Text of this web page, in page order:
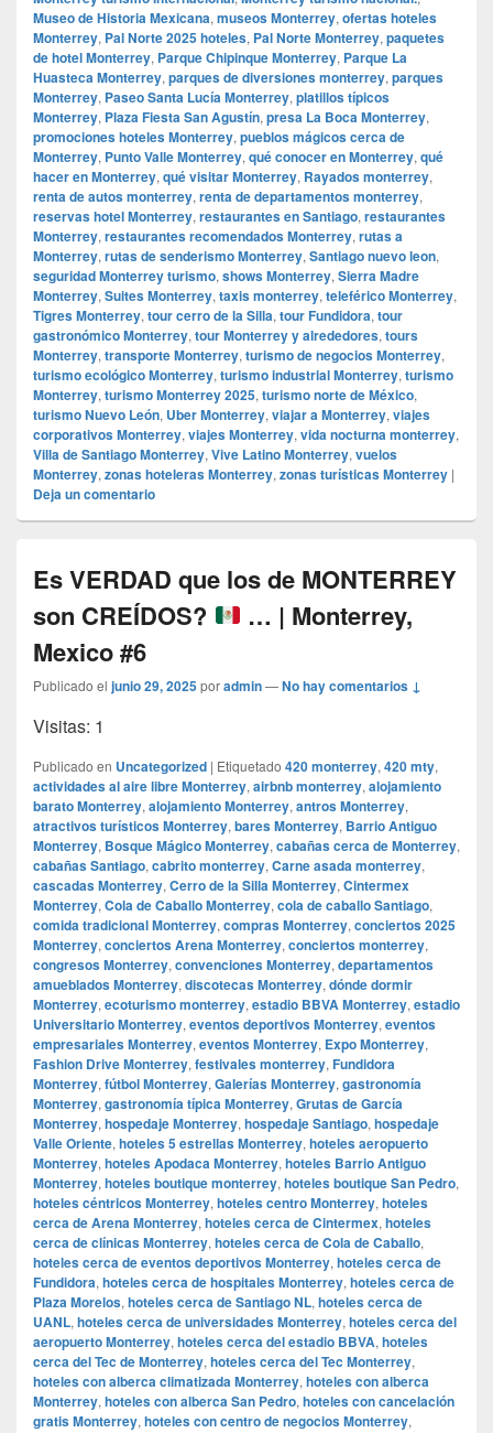
Museo de Historia Mexicana, museos Monterrey, ofertas hoteles
Monterrey, Pal Norte 2025 hoteles, Pal Norte Monterrey, paquetes
de hotel Monterrey, Parque Chipinque Monterrey, Parque La
Huasteca Monterrey, parques de diversiones monterrey, parques
Monterrey, Paseo Santa Lucía Monterrey, platillos típicos
Monterrey, Plaza Fiesta San Agustín, presa La Boca Monterrey,
promociones hoteles Monterrey, pueblos mágicos cerca de
Monterrey, Punto Valle Monterrey, qué conocer en Monterrey, qué
hacer en Monterrey, qué visitar Monterrey, Rayados monterrey,
renta de autos monterrey, renta de departamentos monterrey,
reservas hotel Monterrey, restaurantes en Santiago, restaurantes
Monterrey, restaurantes recomendados Monterrey, rutas a
Monterrey, rutas de senderismo Monterrey, Santiago nuevo leon,
seguridad Monterrey turismo, shows Monterrey, Sierra Madre
Monterrey, Suites Monterrey, taxis monterrey, teleférico Monterrey,
Tigres Monterrey, tour cerro de la Silla, tour Fundidora, tour
gastronómico Monterrey, tour Monterrey y alrededores, tours
Monterrey, transporte Monterrey, turismo de negocios Monterrey,
turismo ecológico Monterrey, turismo industrial Monterrey, turismo
Monterrey, turismo Monterrey 2025, turismo norte de México,
turismo Nuevo León, Uber Monterrey, viajar a Monterrey, viajes
corporativos Monterrey, viajes Monterrey, vida nocturna monterrey,
Villa de Santiago Monterrey, Vive Latino Monterrey, vuelos
Monterrey, zonas hoteleras Monterrey, zonas turísticas Monterrey |
Deja un comentario
Es VERDAD que los de MONTERREY
son CREÍDOS?
… | Monterrey,
Mexico #6
Publicado el junio 29, 2025poradmin—No hay comentarios ↓
Visitas: 1
Publicado en Uncategorized | Etiquetado 420 monterrey, 420 mty,
actividades al aire libre Monterrey, airbnb monterrey, alojamiento
barato Monterrey, alojamiento Monterrey, antros Monterrey,
atractivos turísticos Monterrey, bares Monterrey, Barrio Antiguo
Monterrey, Bosque Mágico Monterrey, cabañas cerca de Monterrey,
cabañas Santiago, cabrito monterrey, Carne asada monterrey,
cascadas Monterrey, Cerro de la Silla Monterrey, Cintermex
Monterrey, Cola de Caballo Monterrey, cola de caballo Santiago,
comida tradicional Monterrey, compras Monterrey, conciertos 2025
Monterrey, conciertos Arena Monterrey, conciertos monterrey,
congresos Monterrey, convenciones Monterrey, departamentos
amueblados Monterrey, discotecas Monterrey, dónde dormir
Monterrey, ecoturismo monterrey, estadio BBVA Monterrey, estadio
Universitario Monterrey, eventos deportivos Monterrey, eventos
empresariales Monterrey, eventos Monterrey, Expo Monterrey,
Fashion Drive Monterrey, festivales monterrey, Fundidora
Monterrey, fútbol Monterrey, Galerías Monterrey, gastronomía
Monterrey, gastronomía típica Monterrey, Grutas de García
Monterrey, hospedaje Monterrey, hospedaje Santiago, hospedaje
Valle Oriente, hoteles 5 estrellas Monterrey, hoteles aeropuerto
Monterrey, hoteles Apodaca Monterrey, hoteles Barrio Antiguo
Monterrey, hoteles boutique monterrey, hoteles boutique San Pedro,
hoteles céntricos Monterrey, hoteles centro Monterrey, hoteles
cerca de Arena Monterrey, hoteles cerca de Cintermex, hoteles
cerca de clínicas Monterrey, hoteles cerca de Cola de Caballo,
hoteles cerca de eventos deportivos Monterrey, hoteles cerca de
Fundidora, hoteles cerca de hospitales Monterrey, hoteles cerca de
Plaza Morelos, hoteles cerca de Santiago NL, hoteles cerca de
UANL, hoteles cerca de universidades Monterrey, hoteles cerca del
aeropuerto Monterrey, hoteles cerca del estadio BBVA, hoteles
cerca del Tec de Monterrey, hoteles cerca del Tec Monterrey,
hoteles con alberca climatizada Monterrey, hoteles con alberca
Monterrey, hoteles con alberca San Pedro, hoteles con cancelación
gratis Monterrey, hoteles con centro de negocios Monterrey,